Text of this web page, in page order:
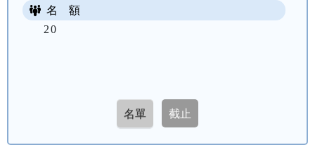
名 額
20